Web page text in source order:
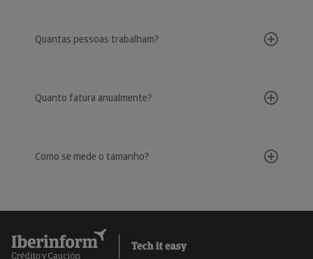
Quantas pessoas trabalham?
Quanto fatura anualmente?
Como se mede o tamanho?